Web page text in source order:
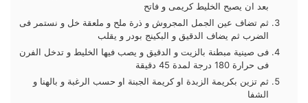
بعد ان يصبح الخليط كريمى و فاتح
ثم تضاف عين الجمل المجروش و ذرة ملح و ملعقة خل و نستمر فى
الضرب ثم يضاف الدقيق و البكينج بودر و يقلب
فى صينية مبطنة بالزيت و الدقيق و يصب فيها الخليط و تدخل الفرن
فى حرارة 180 درجة لمدة 45 دقيقة
ثم تزين بكريمة الزبدة او كريمة الجبنة او حسب الرغبة و بالهنا و
الشفا